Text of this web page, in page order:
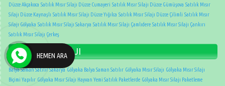
Düzce Akçakoca Satılık Mısır Silajı Düzce Cumayeri Satılık Mısır Silajı Düzce Gümüşova Satılık Mısır
Silajı Düzce Kaynaşlı Satılık Mısır Silajı Düzce Yığılca Satılık Mısır Silajı Düzce Çilimli Satılık Mısır
Silajı Gölyaka Satılık Mısır Silajı Sakarya Satılık Mısır Silajı Çamlıdere Satılık Mısır Silajı Çankırı
Satılık Mısır Silajı Çerkeş
DÜZCE MISIR SİLAJI
Balya Saman Satılır Sakarya Gölyaka Balya Saman Satılır Gölyaka Mısır Silajı Gölyaka Mısır Silajı
Biçimi Yapılır Gölyaka Mısır Silajı Hayvan Yemi Satılık Paketlerde Gölyaka Mısır Silajı Paketleme
HEMEN ARA